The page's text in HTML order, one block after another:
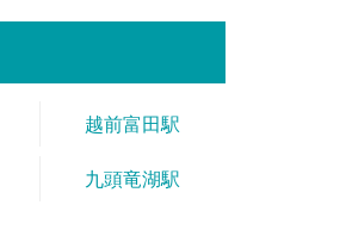
越前富田駅
九頭竜湖駅